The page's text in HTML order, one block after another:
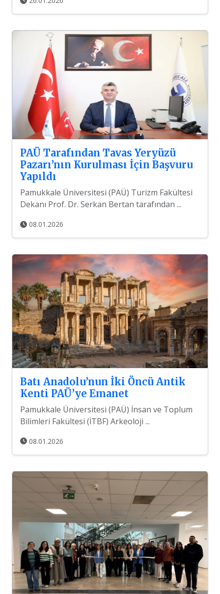
PAÜ Tarafından Tavas Yeryüzü
Pazarı’nın Kurulması İçin Başvuru
Yapıldı
Pamukkale Üniversitesi (PAÜ) Turizm Fakültesi
Dekanı Prof. Dr. Serkan Bertan tarafından ...
08.01.2026
Batı Anadolu’nun İki Öncü Antik
Kenti PAÜ’ye Emanet
Pamukkale Üniversitesi (PAÜ) İnsan ve Toplum
Bilimleri Fakültesi (İTBF) Arkeoloji ...
08.01.2026